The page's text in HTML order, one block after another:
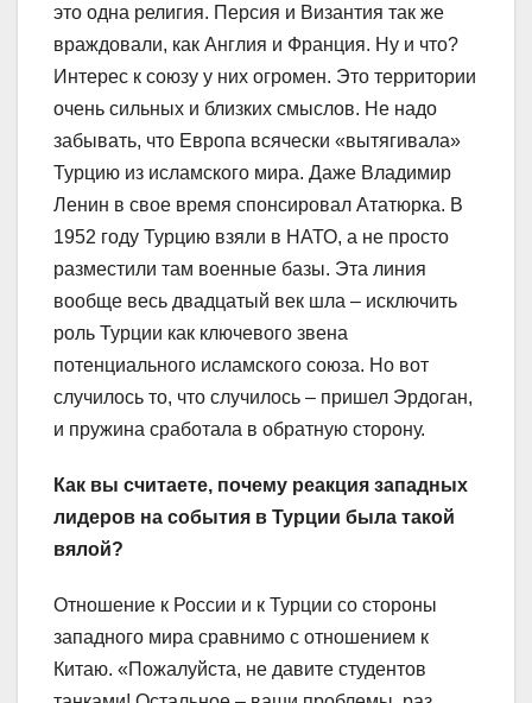
это одна религия. Персия и Византия так же
враждовали, как Англия и Франция. Ну и что?
Интерес к союзу у них огромен. Это территории
очень сильных и близких смыслов. Не надо
забывать, что Европа всячески «вытягивала»
Турцию из исламского мира. Даже Владимир
Ленин в свое время спонсировал Ататюрка. В
1952 году Турцию взяли в НАТО, а не просто
разместили там военные базы. Эта линия
вообще весь двадцатый век шла – исключить
роль Турции как ключевого звена
потенциального исламского союза. Но вот
случилось то, что случилось – пришел Эрдоган,
и пружина сработала в обратную сторону.
Как вы считаете, почему реакция западных
лидеров на события в Турции была такой
вялой?
Отношение к России и к Турции со стороны
западного мира сравнимо с отношением к
Китаю. «Пожалуйста, не давите студентов